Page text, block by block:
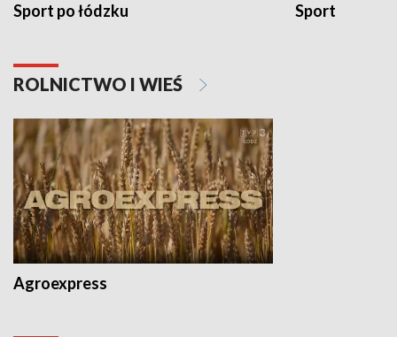
Sport po łódzku Sport
ROLNICTWO I WIEŚ
Agroexpress